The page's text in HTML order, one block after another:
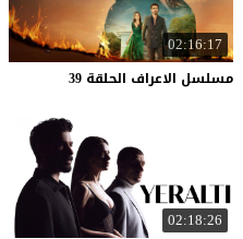
02:16:17
مسلسل الاعراف الحلقة 39
02:18:26